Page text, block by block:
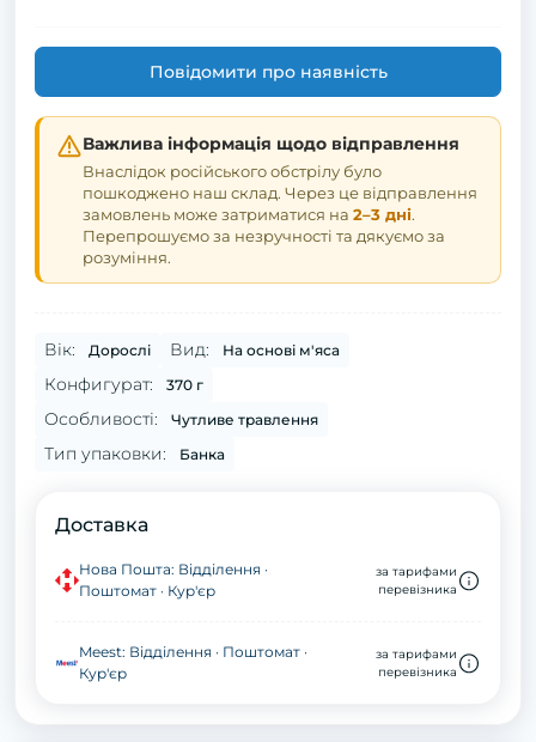
Повідомити про наявність
Важлива інформація щодо відправлення
Внаслідок російського обстрілу було
пошкоджено наш склад. Через це відправлення
замовлень може затриматися на 2–3 дні.
Перепрошуємо за незручності та дякуємо за
розуміння.
Вік: Дорослі Вид: На основі м'яса
Конфигурат: 370 г
Особливості: Чутливе травлення
Тип упаковки: Банка
Доставка
Нова Пошта: Відділення ·
Поштомат · Кур'єр
за тарифами
перевізника
Meest: Відділення · Поштомат ·
Кур'єр
за тарифами
перевізника